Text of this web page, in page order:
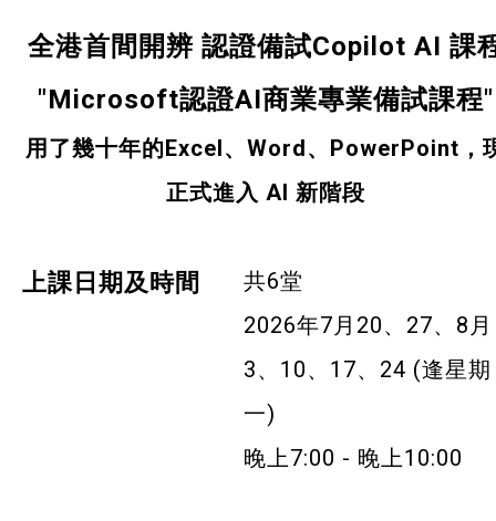
保健按摩
布藝手工
花藝手工
寵物護理及美容
全港首間開辨 認證備試Copilot AI 課
"Microsoft認證AI商業專業備試課程"
用了幾十年的Excel、Word、PowerPoint，
正式進入 AI 新階段
上課日期及時間
共6堂
2026年7月20、27、8月
3、10、17、24 (逢星期
一)
晚上7:00 - 晚上10:00